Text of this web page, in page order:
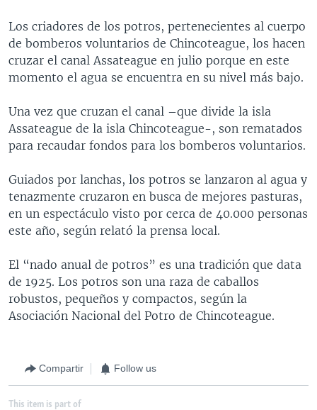
DEPORTIVO INTERNACIONAL
NOTA ECONÓMICA
ENTRETENIMIENTO
Idiomas
Los criadores de los potros, pertenecientes al cuerpo
de bomberos voluntarios de Chincoteague, los hacen
cruzar el canal Assateague en julio porque en este
momento el agua se encuentra en su nivel más bajo.
Una vez que cruzan el canal –que divide la isla
Assateague de la isla Chincoteague-, son rematados
para recaudar fondos para los bomberos voluntarios.
Guiados por lanchas, los potros se lanzaron al agua y
tenazmente cruzaron en busca de mejores pasturas,
en un espectáculo visto por cerca de 40.000 personas
este año, según relató la prensa local.
El “nado anual de potros” es una tradición que data
de 1925. Los potros son una raza de caballos
robustos, pequeños y compactos, según la
Asociación Nacional del Potro de Chincoteague.
Compartir Follow us
This item is part of